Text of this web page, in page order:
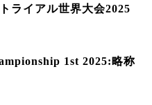
ライアル世界大会2025
1st 2025:略称